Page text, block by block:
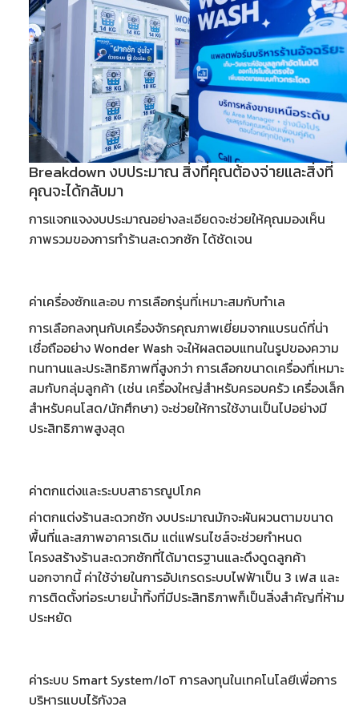
Breakdown งบประมาณ สิ่งที่คุณต้องจ่ายและสิ่งที่
คุณจะได้กลับมา
การแจกแจงงบประมาณอย่างละเอียดจะช่วยให้คุณมองเห็น
ภาพรวมของการทำร้านสะดวกซัก ได้ชัดเจน
ค่าเครื่องซักและอบ การเลือกรุ่นที่เหมาะสมกับทำเล
การเลือกลงทุนกับเครื่องจักรคุณภาพเยี่ยมจากแบรนด์ที่น่า
เชื่อถืออย่าง Wonder Wash จะให้ผลตอบแทนในรูปของความ
ทนทานและประสิทธิภาพที่สูงกว่า การเลือกขนาดเครื่องที่เหมาะ
สมกับกลุ่มลูกค้า (เช่น เครื่องใหญ่สำหรับครอบครัว เครื่องเล็ก
สำหรับคนโสด/นักศึกษา) จะช่วยให้การใช้งานเป็นไปอย่างมี
ประสิทธิภาพสูงสุด
ค่าตกแต่งและระบบสาธารณูปโภค
ค่าตกแต่งร้านสะดวกซัก งบประมาณมักจะผันผวนตามขนาด
พื้นที่และสภาพอาคารเดิม แต่แฟรนไชส์จะช่วยกำหนด
โครงสร้างร้านสะดวกซักที่ได้มาตรฐานและดึงดูดลูกค้า
นอกจากนี้ ค่าใช้จ่ายในการอัปเกรดระบบไฟฟ้าเป็น 3 เฟส และ
การติดตั้งท่อระบายน้ำทิ้งที่มีประสิทธิภาพก็เป็นสิ่งสำคัญที่ห้าม
ประหยัด
ค่าระบบ Smart System/IoT การลงทุนในเทคโนโลยีเพื่อการ
บริหารแบบไร้กังวล